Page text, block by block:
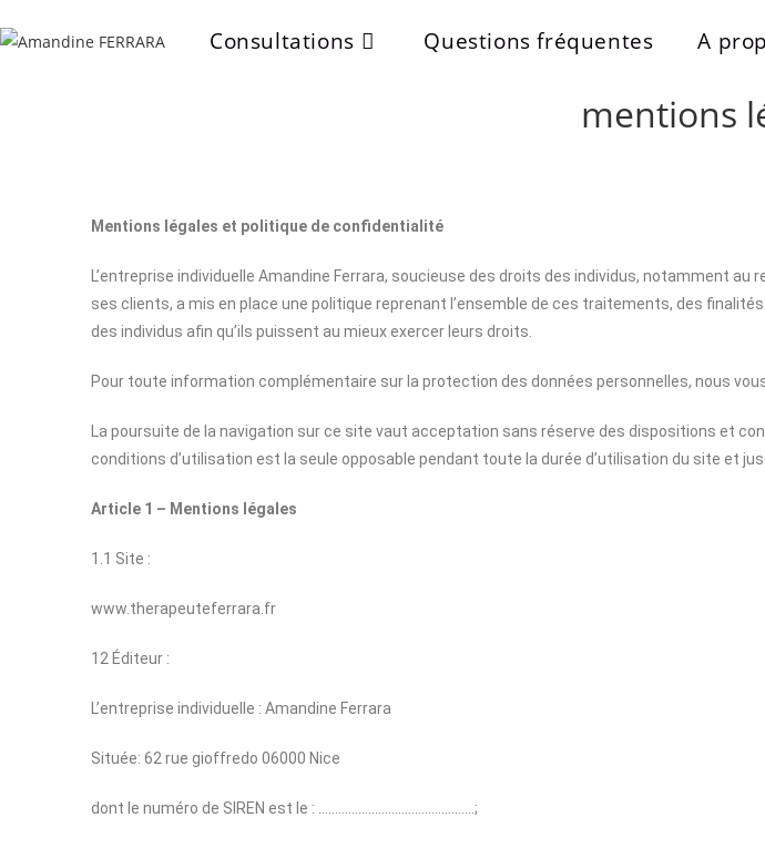
Consultations Questions fréquentes A
mentions
Mentions légales et politique de confidentialité
L’entreprise individuelle Amandine Ferrara, soucieuse des droits des individus, notamment
ses clients, a mis en place une politique reprenant l’ensemble de ces traitements, des
des individus afin qu’ils puissent au mieux exercer leurs droits.
Pour toute information complémentaire sur la protection des données personnelles, nous
La poursuite de la navigation sur ce site vaut acceptation sans réserve des dispositions et
conditions d’utilisation est la seule opposable pendant toute la durée d’utilisation du site et
Article 1 – Mentions légales
1.1 Site :
www.therapeuteferrara.fr
12 Éditeur :
L’entreprise individuelle : Amandine Ferrara
Située: 62 rue gioffredo 06000 Nice
dont le numéro de SIREN est le : ………………………………………..;